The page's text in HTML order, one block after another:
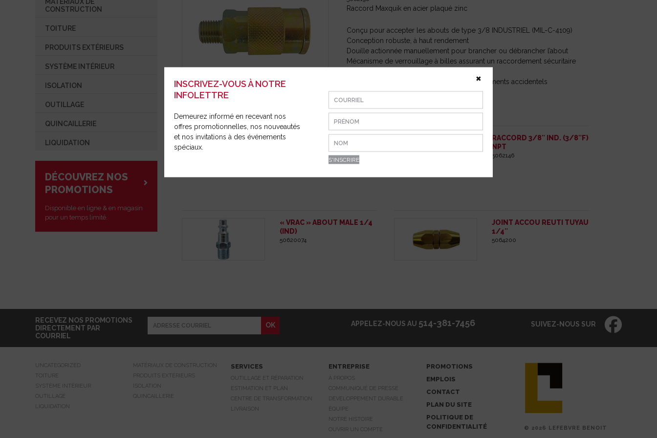
COMMUNIQUÉ DE PRESSE
OUVRIR UN COMPTE
CONSTRUCTION
TOITURE
PRODUITS EXTÉRIEURS
SYSTÈME INTÉRIEUR
ISOLATION
OUTILLAGE
QUINCAILLERIE
LIQUIDATION
DÉCOUVREZ NOS
PROMOTIONS
Disponible en ligne & en magasin
pour un temps limité.
Raccord Maxquik en acier plaqué zinc
Conçu pour accepter les abouts de type 3/8 INDUSTRIEL (MIL-C-4109)
Conception robuste, à haut rendement
Douille actionnée manuellement pour brancher ou débrancher l’about
Mécanisme de verrouillage à billes assurant un raccordement sécuritaire
Dispositif de garde pour éviter les débranchements accidentels
PRODUITS QUI POURRAIENT VOUS INTÉRESSER
CONNECTEUR MALE 1/4 X
RACCORD 3/8″ IND. (3/8″F)
NPT
5062146
« VRAC » ABOUT MALE 1/4
(IND)
50620074
JOINT ACCOU REUTI TUYAU
1/4″
5064200
RECEVEZ NOS PROMOTIONS
DIRECTEMENT PAR
COURRIEL
APPELEZ-NOUS AU 514-381-7456 SUIVEZ-NOUS SUR
UNCATEGORIZED
MATÉRIAUX DE CONSTRUCTION
TOITURE
PRODUITS EXTÉRIEURS
SYSTÈME INTÉRIEUR
ISOLATION
OUTILLAGE
QUINCAILLERIE
LIQUIDATION
SERVICES
OUTILLAGE ET RÉPARATION
ESTIMATION ET PLAN
CENTRE DE TRANSFORMATION
LIVRAISON
ENTREPRISE
À PROPOS
COMMUNIQUÉ DE PRESSE
DEVELOPPEMENT DURABLE
ÉQUIPE
NOTRE HISTOIRE
OUVRIR UN COMPTE
PROMOTIONS
EMPLOIS
CONTACT
PLAN DU SITE
POLITIQUE DE
CONFIDENTIALITÉ
© 2026 LEFEBVRE BENOIT
INSCRIVEZ-VOUS À NOTRE
INFOLETTRE
Demeurez informé en recevant nos
offres promotionnelles, nos nouveautés
et nos invitations à des événements
spéciaux.
✖